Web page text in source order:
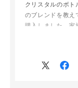
クリスタルのボ
のブレンドを教え
購入しました。家
いと思い、取り
とっても気に入